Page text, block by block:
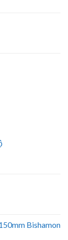
Bishamon